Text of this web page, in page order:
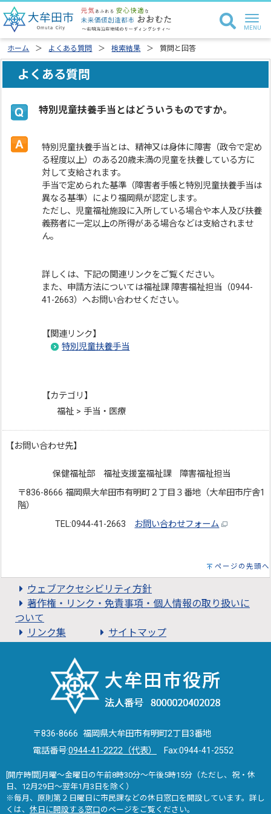
ホーム よくある質問 検索結果 質問と回答
よくある質問
特別児童扶養手当とはどういうものですか。
特別児童扶養手当とは、精神又は身体に障害（政令で定め
る程度以上）のある20歳未満の児童を扶養している方に
対して支給されます。
手当で定められた基準（障害者手帳と特別児童扶養手当は
異なる基準）により福岡県が認定します。
ただし、児童福祉施設に入所している場合や本人及び扶養
義務者に一定以上の所得がある場合などは支給されませ
ん。
詳しくは、下記の関連リンクをご覧ください。
また、申請方法については福祉課 障害福祉担当（0944-
41-2663）へお問い合わせください。
【関連リンク】
特別児童扶養手当
【カテゴリ】
福祉 > 手当・医療
【お問い合わせ先】
保健福祉部 福祉支援室福祉課 障害福祉担当
〒836-8666 福岡県大牟田市有明町２丁目３番地（大牟田市庁舎1
階）
TEL:0944-41-2663
お問い合わせフォーム
ページの先頭へ
ウェブアクセシビリティ方針
著作権・リンク・免責事項・個人情報の取り扱いに
ついて
リンク集
サイトマップ
〒836-8666 福岡県大牟田市有明町2丁目3番地
電話番号:0944-41-2222（代表） Fax:0944-41-2552
[開庁時間]月曜～金曜日の午前8時30分～午後5時15分（ただし、祝・休
日、12月29日～翌年1月3日を除く）
※毎月、原則第２日曜日に市民課などの休日窓口を開設しています。詳し
くは、 休日に開設する窓口のページをご覧ください。